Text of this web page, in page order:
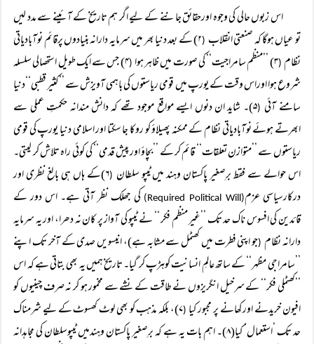
اس زبوں حالی کی وجوہ اورحقائق جاننے کے لیے اگر ہم تاریخ کے آئینے سے مدد لیں
تو عیاں ہوگا کہ صنعتی انقلاب ( ۲) کے بعد دنیا بھر میں سرمایہ دارانہ بنیادوں پرقائم نوآبادیاتی
نظام (۳) ’’منظم سامراجیت‘‘ کی صورت میں ظاہر ہوا ( ۴) جس سے ایک طویل استحصالی سلسلہ
شروع ہوا اوراس وقت کے یورپ میں قومی ریاستوں کی باہمی آویزش سے ’’کثیر قطبی‘‘دنیا
سامنے آئی( ۵)۔ شاید ان دنوں ایسے مواقع موجود تھے کہ دانش مندانہ حکمتِ عملی سے
ابھرتے ہوئے نوآبادیاتی نظام کے ممکنہ پھیلاؤ کو روکا جا سکتا اور اسلامی دنیا یورپ کی قومی
ریاستوں سے ’’متوازن تعلقات‘‘ قائم کر کے ’’بچاؤ اور پیش قدمی‘‘ کی کوئی راہ تلاش کر لیتی۔
اس حوالے سے فقط برِصغیر پاکستان وہند میں ٹیپو سلطان ( ۶)کے ہاں ہی بالغ نظری اور
درکارسیاسی عزم(Required Political Will)
کی جھلک نظر آتی ہے۔ اس دور کے
قائدین کی افسوس ناک حد تک ’’غیر منظم فکر ‘‘ نے ٹیپو کی آواز پر کان نہ دھرا، اور یہ سرمایہ
دارانہ نظام (جو اپنی فطرت میں کھٹمل سے مشابہ ہے)، انیسویں صدی کے آخر تک اپنے
’’سامراجی مظہر‘‘ کے ساتھ عالمِ انسانیت کوہڑپ کر گیا۔ تاریخ ہمیں یہ بھی بتاتی ہے کہ اس
’’کھٹملی فکر‘‘ کے سرخیل انگریزوں نے طاقت کے نشے سے مخمور ہو کر نہ صرف چینیوں کو
افیون خریدنے اور کھانے پر مجبور کیا ( ۷)، بلکہ مذہب کو بھی لوٹ کھسوٹ کے لیے شرمناک
حد تک ’استعمال‘ کیا(۸)۔ اہم بات یہ ہے کہ برِصغیر پاکستان وہندمیں ٹیپوسلطان کی مجاہدانہ